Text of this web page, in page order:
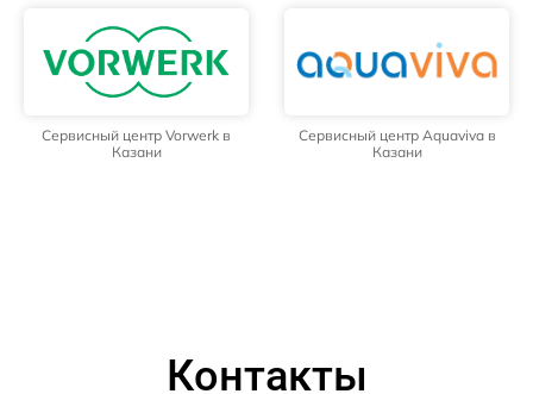
Сервисный центр Vorwerk в
Казани
Сервисный центр Aquaviva в
Казани
Контакты